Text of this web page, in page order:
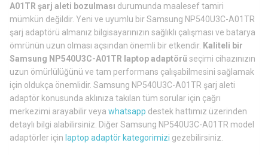
A01TR şarj aleti bozulması durumunda maalesef tamiri
mümkün değildir. Yeni ve uyumlu bir Samsung NP540U3C-A01TR
şarj adaptörü almanız bilgisayarınızın sağlıklı çalışması ve batarya
ömrünün uzun olması açsından önemli bir etkendir. Kaliteli bir
Samsung NP540U3C-A01TR laptop adaptörü seçimi cihazınızın
uzun ömürlülüğünü ve tam performans çalışabilmesini sağlamak
için oldukça önemlidir. Samsung NP540U3C-A01TR şarj aleti
adaptör konusunda aklınıza takılan tüm sorular için çağrı
merkezimi arayabilir veya whatsapp destek hattımız üzerinden
detaylı bilgi alabilirsiniz. Diğer Samsung NP540U3C-A01TR model
adaptörler için laptop adaptör kategorimizi gezebilirsiniz.